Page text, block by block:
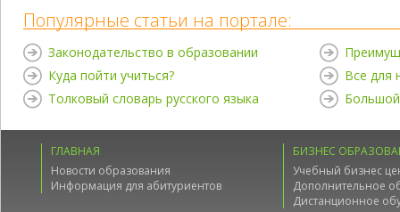
Популярные статьи на портале:
Законодательство в образовании
Куда пойти учиться?
Толковый словарь русского языка
Все для
Большой
ГЛАВНАЯ
Новости образования
Информация для абитуриентов
БИЗНЕС
Учебный бизнес
Дополнительное
Дистанционное